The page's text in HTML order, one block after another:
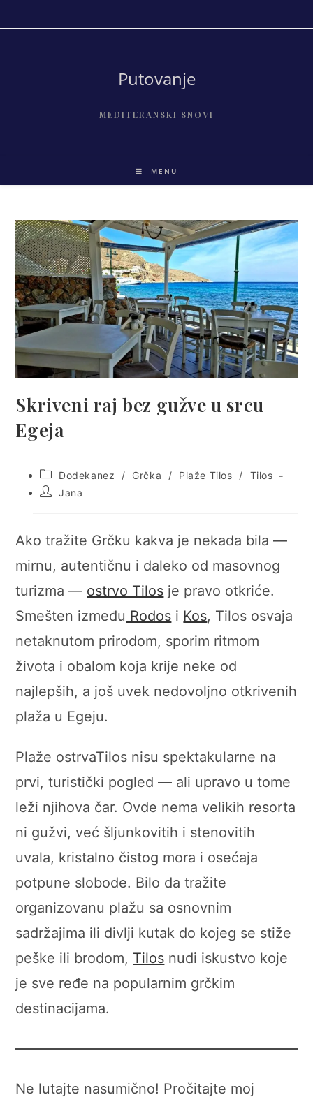
to
Putovanje
MEDITERANSKI SNOVI
MENU
Skriveni raj bez gužve u srcu
Egeja
Post
category:
Dodekanez / Grčka / Plaže Tilos /
Tilos
Post Jana
Ako tražite Grčku kakva je nekada bila —
mirnu, autentičnu i daleko od masovnog
turizma — ostrvo Tilos je pravo otkriće.
Smešten između Rodos i Kos, Tilos osvaja
netaknutom prirodom, sporim ritmom
života i obalom koja krije neke od
najlepših, a još uvek nedovoljno otkrivenih
plaža u Egeju.
Plaže ostrvaTilos nisu spektakularne na
prvi, turistički pogled — ali upravo u tome
leži njihova čar. Ovde nema velikih resorta
ni gužvi, već šljunkovitih i stenovitih
uvala, kristalno čistog mora i osećaja
potpune slobode. Bilo da tražite
organizovanu plažu sa osnovnim
sadržajima ili divlji kutak do kojeg se stiže
peške ili brodom, Tilos nudi iskustvo koje
je sve ređe na popularnim grčkim
destinacijama.
Ne lutajte nasumično! Pročitajte moj